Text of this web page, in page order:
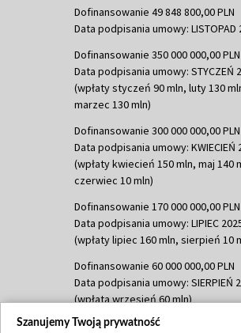
Dofinansowanie 49 848 800,00 PLN
Data podpisania umowy: LISTOPAD
Dofinansowanie 350 000 000,00 PLN
Data podpisania umowy: STYCZEŃ
(wpłaty styczeń 90 mln, luty 130
marzec 130 mln)
Dofinansowanie 300 000 000,00 PLN
Data podpisania umowy: KWIECIEŃ
(wpłaty kwiecień 150 mln, maj 140
czerwiec 10 mln)
Dofinansowanie 170 000 000,00 PLN
Data podpisania umowy: LIPIEC
(wpłaty lipiec 160 mln, sierpień 10
Dofinansowanie 60 000 000,00 PLN
Data podpisania umowy: SIERPIEŃ
(wpłata wrzesień 60 mln)
Dofinansowanie 635 783 051,21 PLN
Szanujemy Twoją prywatność